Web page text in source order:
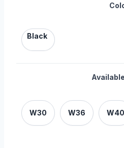
Black
W30 W36 W40